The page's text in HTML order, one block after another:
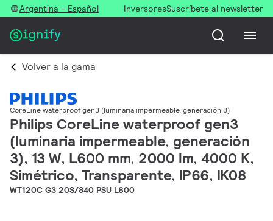
Argentina - Español InversoresSuscríbete al newsletter
Volver a la gama
CoreLine waterproof gen3 (luminaria impermeable, generación 3)
Philips CoreLine waterproof gen3
(luminaria impermeable, generación
3), 13 W, L600 mm, 2000 lm, 4000 K,
Simétrico, Transparente, IP66, IK08
WT120C G3 20S/840 PSU L600